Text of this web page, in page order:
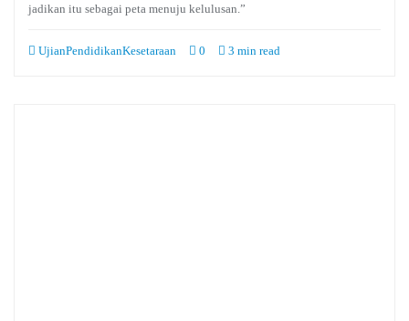
jadikan itu sebagai peta menuju kelulusan.”
UjianPendidikanKesetaraan 0 3 min read